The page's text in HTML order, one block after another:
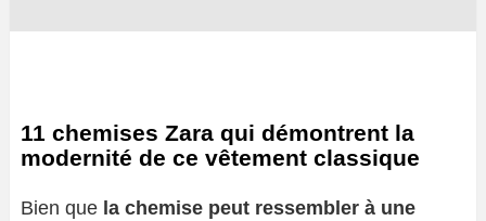
11 chemises Zara qui démontrent la
modernité de ce vêtement classique
Bien que la chemise peut ressembler à une